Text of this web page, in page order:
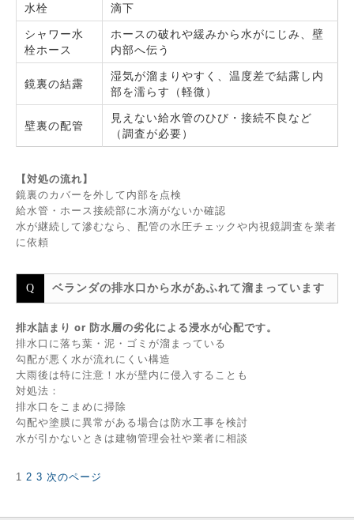
水栓
滴下
シャワー水
栓ホース
ホースの破れや緩みから水がにじみ、壁
内部へ伝う
鏡裏の結露
湿気が溜まりやすく、温度差で結露し内
部を濡らす（軽微）
壁裏の配管
見えない給水管のひび・接続不良など
（調査が必要）
【対処の流れ】
鏡裏のカバーを外して内部を点検
給水管・ホース接続部に水滴がないか確認
水が継続して滲むなら、配管の水圧チェックや内視鏡調査を業者
に依頼
ベランダの排水口から水があふれて溜まっています
排水詰まり or 防水層の劣化による浸水が心配です。
排水口に落ち葉・泥・ゴミが溜まっている
勾配が悪く水が流れにくい構造
大雨後は特に注意！水が壁内に侵入することも
対処法：
排水口をこまめに掃除
勾配や塗膜に異常がある場合は防水工事を検討
水が引かないときは建物管理会社や業者に相談
投固
1 固
2 固
3 次のページ